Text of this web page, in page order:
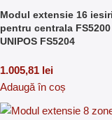
Modul extensie 16
pentru centrala
UNIPOS FS5204
1.005,81 lei
Adaugă în coș